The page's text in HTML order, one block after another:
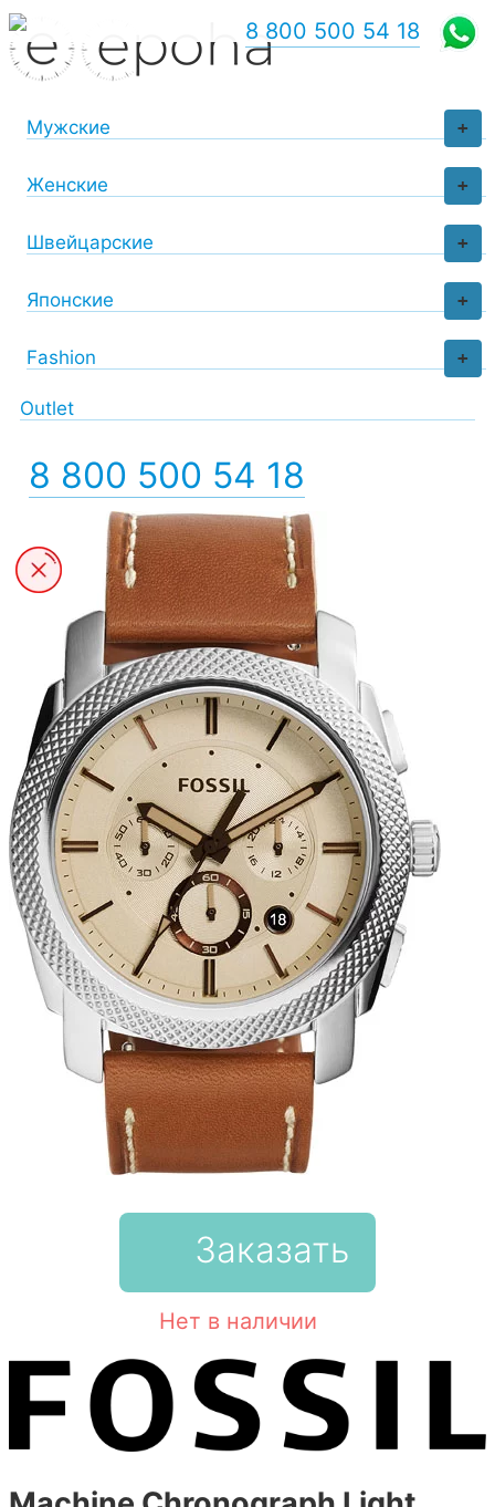
+
Мужские
+
Женские
+
Швейцарские
+
Японские
+
Fashion
Outlet
8 800 500 54 18
8 800 500 54 18
Заказать
Нет в наличии